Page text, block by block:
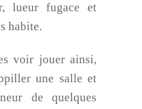
lueur fugace et
habite.
voir jouer ainsi,
une salle et
de quelques